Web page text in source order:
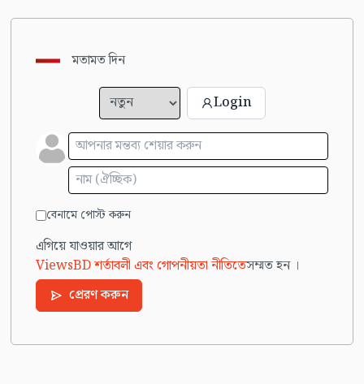
মতামত দিন
Login
বেনামে পোস্ট করুন
এগিয়ে যাওয়ার আগে
ViewsBD শর্তাবলী এবং গোপনীয়তা নীতিতেসম্মত হন ।
প্রেরণ করুন